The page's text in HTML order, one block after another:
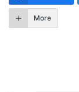
More